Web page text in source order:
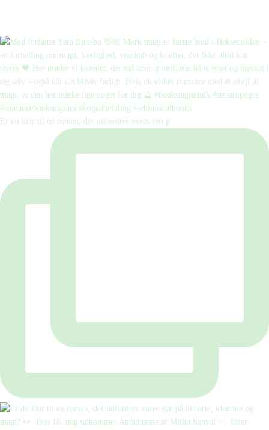
Er du klar til en roman, der udfordrer vores syn p